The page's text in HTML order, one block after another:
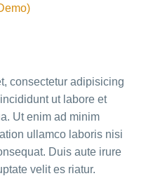
consectetur adipisicing
ut labore et
Ut enim ad minim
ullamco laboris nisi
Duis aute irure
velit es riatur.